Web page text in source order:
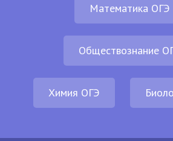
Математика ОГЭ
Обществознание
Химия ОГЭ